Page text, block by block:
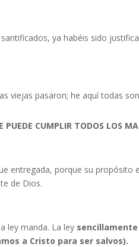
ya habéis sido
viejas pasaron; he aquí todas
PUEDE CUMPLIR TODOS LOS
entregada, porque su propósito
de Dios.
ley manda. La ley
a Cristo para ser salvos).